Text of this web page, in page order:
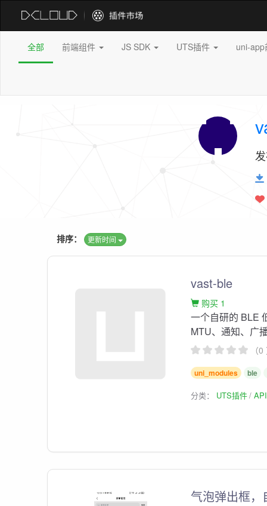
全部 前端组件 JS SDK UTS插件 uni-
排序： 更新时间
vast-ble
购买 1
一个自研的 BLE
MTU、通知、广
（
uni_modules ble
分类： UTS插件
气泡弹出框，